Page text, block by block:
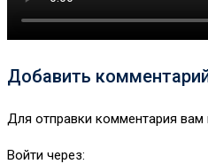
Добавить
Для отправки комментария
Войти через: